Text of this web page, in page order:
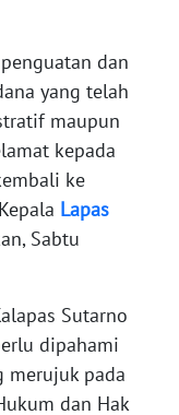
dan
yang telah
maupun
kepada
ke
Lapas
Sabtu
Sutarno
dipahami
merujuk pada
dan Hak